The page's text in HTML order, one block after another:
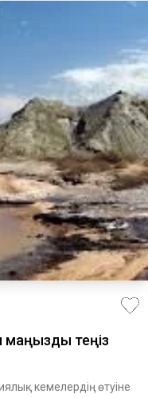
теңіз
кемелердің өтуіне